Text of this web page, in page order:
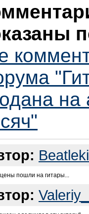
на
пошли на гитары...